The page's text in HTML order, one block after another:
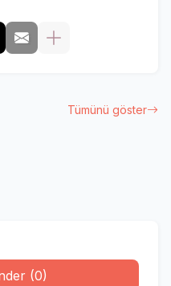
Tümünü göster
(0)